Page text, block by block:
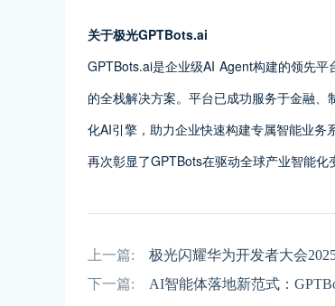
关于极光GPTBots.ai
GPTBots.ai是企业级AI Agent构建的领先
的全栈解决方案。平台已成功服务于金融
化AI引擎，助力企业快速构建专属智能业务
再次彰显了GPTBots在驱动全球产业智能化
上一篇:
极光闪耀华为开发者大会
下一篇:
AI智能体落地新范式：